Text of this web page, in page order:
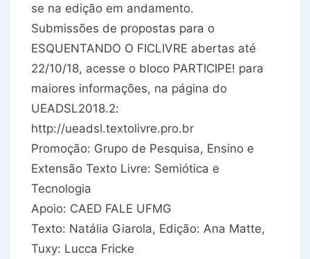
se na edição em andamento.
Submissões de propostas para o
ESQUENTANDO O FICLIVRE abertas até
22/10/18, acesse o bloco PARTICIPE! para
maiores informações, na página do
UEADSL2018.2:
http://ueadsl.textolivre.pro.br
Promoção: Grupo de Pesquisa, Ensino e
Extensão Texto Livre: Semiótica e
Tecnologia
Apoio: CAED FALE UFMG
Texto: Natália Giarola, Edição: Ana Matte,
Tuxy: Lucca Fricke